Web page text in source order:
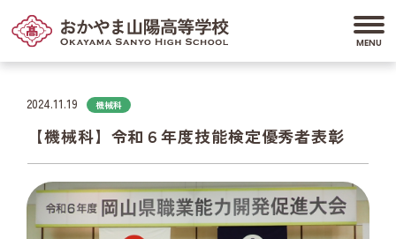
2024.11.19 機械科
【機械科】令和６年度技能検定優秀者表彰